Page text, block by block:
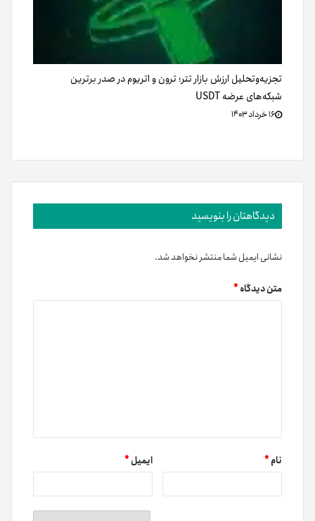
تجزیه‌وتحلیل ارزش بازار تتر؛ ترون و اتریوم در صدر برترین
شبکه‌های عرضه USDT
۱۶ خرداد ۱۴۰۳
دیدگاهتان را بنویسید
نشانی ایمیل شما منتشر نخواهد شد.
متن دیدگاه*
نام* ایمیل*